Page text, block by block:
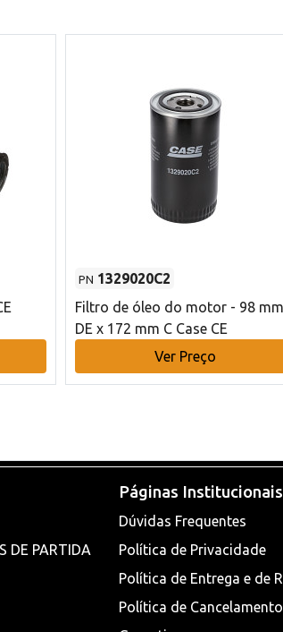
PN 1329020C2
Filtro de óleo do motor - 98 mm
DE x 172 mm C Case CE
Ver Preço
DE PARTIDA
Páginas Institucionais
Dúvidas Frequentes
Política de Privacidade
Política de Entrega e de
Política de